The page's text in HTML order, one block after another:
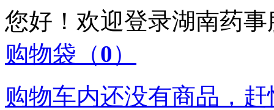
您好！欢迎登录湖南药
购物袋 （0）
购物车内还没有商品，